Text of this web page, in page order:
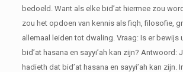
bedoeld. Want als elke bid’at hiermee zou
zou het opdoen van kennis als fiqh, filosofie,
allemaal leiden tot dwaling. Vraag: Is er bewijs
bid’at hasana en sayyi’ah kan zijn? Antwoord:
hadieth dat bid’at hasana en sayyi’ah kan zijn.